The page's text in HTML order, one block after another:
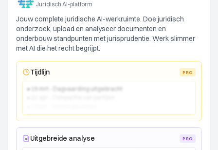
Juridisch AI-platform
Jouw complete juridische AI-werkruimte. Doe juridisch
onderzoek, upload en analyseer documenten en
onderbouw standpunten met jurisprudentie. Werk slimmer
met AI die het recht begrijpt.
Tijdlijn PRO
● 15 mrt - Dagvaarding uitgebracht
Uitgebreide analyse PRO